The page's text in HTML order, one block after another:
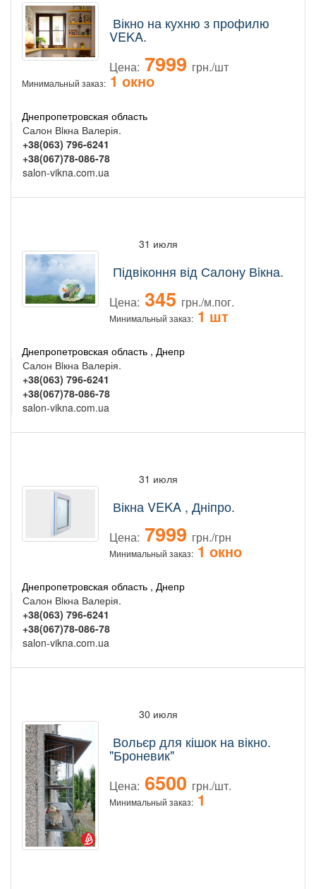
Вікно на кухню з профилю
VEKA.
Цена: 7999 грн./шт
Минимальный заказ: 1 окно
Днепропетровская область
Салон Вiкна Валерія.
+38(063) 796-6241
+38(067)78-086-78
salon-vikna.com.ua
31 июля
Підвіконня від Салону Вiкна.
Цена: 345 грн./м.пог.
Минимальный заказ: 1 шт
Днепропетровская область , Днепр
Салон Вiкна Валерія.
+38(063) 796-6241
+38(067)78-086-78
salon-vikna.com.ua
31 июля
Вікна VEKA , Дніпро.
Цена: 7999 грн./грн
Минимальный заказ: 1 окно
Днепропетровская область , Днепр
Салон Вiкна Валерія.
+38(063) 796-6241
+38(067)78-086-78
salon-vikna.com.ua
30 июля
Вольєр для кішок на вікно.
"Броневик"
Цена: 6500 грн./шт.
Минимальный заказ: 1